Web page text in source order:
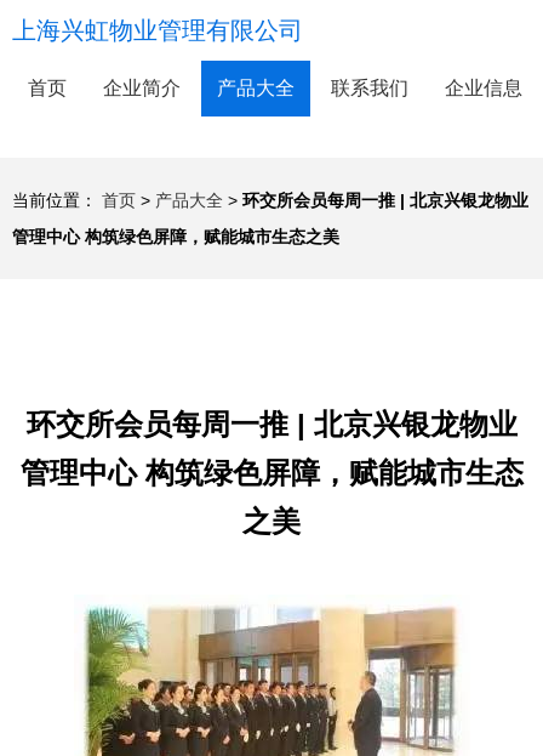
上海兴虹物业管理有限公司
首页 企业简介 产品大全 联系我们 企业信息
当前位置： 首页 > 产品大全 > 环交所会员每周一推 | 北京兴银龙物业
管理中心 构筑绿色屏障，赋能城市生态之美
环交所会员每周一推 | 北京兴银龙物业
管理中心 构筑绿色屏障，赋能城市生态
之美